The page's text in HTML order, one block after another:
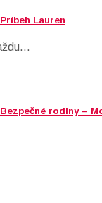
Lauren
Bezpečné rodiny –